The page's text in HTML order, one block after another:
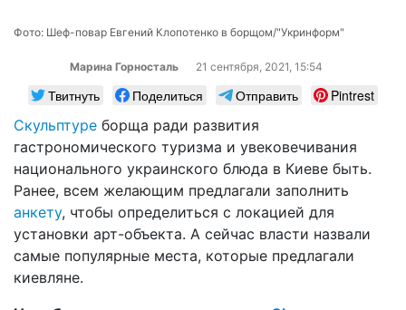
Фото: Шеф-повар Евгений Клопотенко в борщом/"Укринформ"
Марина Горносталь 21 сентября, 2021, 15:54
Твитнуть Поделиться Отправить
Pintrest
Скульптуре борща ради развития
гастрономического туризма и увековечивания
национального украинского блюда в Киеве быть.
Ранее, всем желающим предлагали заполнить
анкету, чтобы определиться с локацией для
установки арт-объекта. А сейчас власти назвали
самые популярные места, которые предлагали
киевляне.